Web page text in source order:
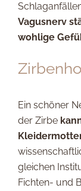
Vagusnerv
wohlige
Ein schöner
der Zirbe
gleichen
Fichten- und